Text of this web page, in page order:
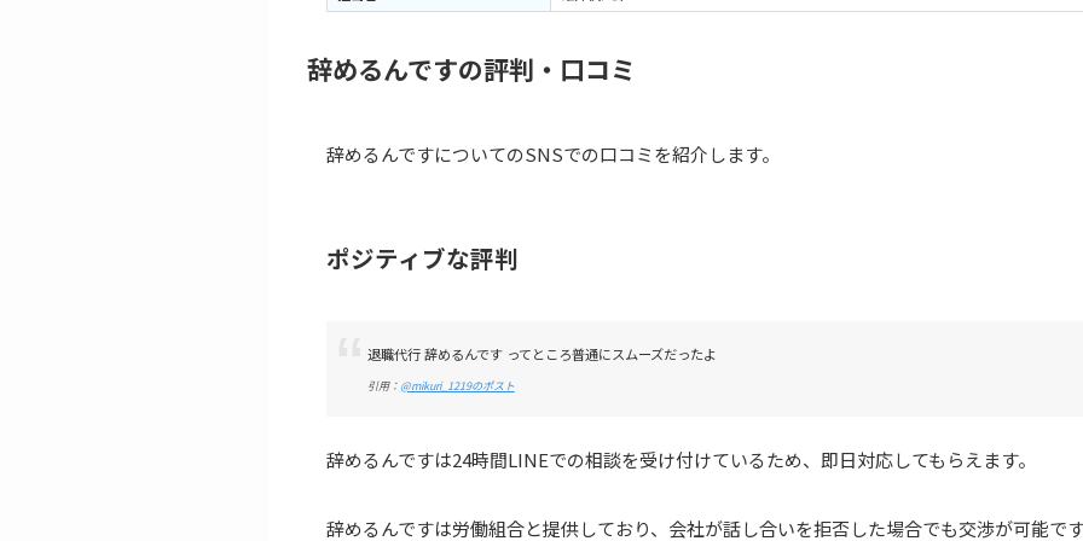
辞めるんですの評判・口コミ
辞めるんですについてのSNSでの口コミを紹介します。
ポジティブな評判
退職代行 辞めるんです ってところ普通にスムーズだったよ
引用： @mikuri_1219のポスト
辞めるんですは24時間LINEでの相談を受け付けているため、即日対応してもらえます。
辞めるんですは労働組合と提供しており、会社が話し合いを拒否した場合でも交渉が可能で